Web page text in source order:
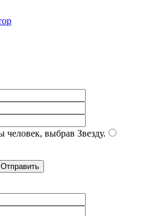
человек, выбрав Звезду.